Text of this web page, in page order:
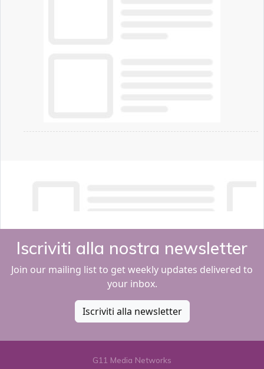
Iscriviti alla nostra newsletter
Join our mailing list to get weekly updates delivered to
your inbox.
Iscriviti alla newsletter
G11 Media Networks